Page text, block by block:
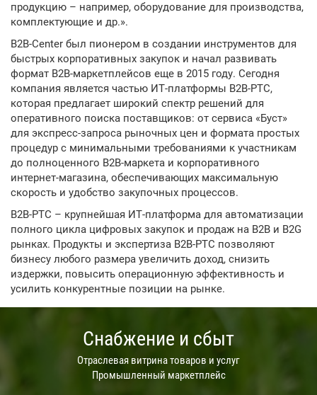
продукцию – например, оборудование для производства,
комплектующие и др.».
B2B-Center был пионером в создании инструментов для
быстрых корпоративных закупок и начал развивать
формат В2В-маркетплейсов еще в 2015 году. Сегодня
компания является частью ИТ-платформы В2В-РТС,
которая предлагает широкий спектр решений для
оперативного поиска поставщиков: от сервиса «Буст»
для экспресс-запроса рыночных цен и формата простых
процедур с минимальными требованиями к участникам
до полноценного B2B-маркета и корпоративного
интернет-магазина, обеспечивающих максимальную
скорость и удобство закупочных процессов.
В2В-РТС – крупнейшая ИТ-платформа для автоматизации
полного цикла цифровых закупок и продаж на В2В и В2G
рынках. Продукты и экспертиза В2В-РТС позволяют
бизнесу любого размера увеличить доход, снизить
издержки, повысить операционную эффективность и
усилить конкурентные позиции на рынке.
Снабжение и сбыт
Отраслевая витрина товаров и услуг
Промышленный маркетплейс